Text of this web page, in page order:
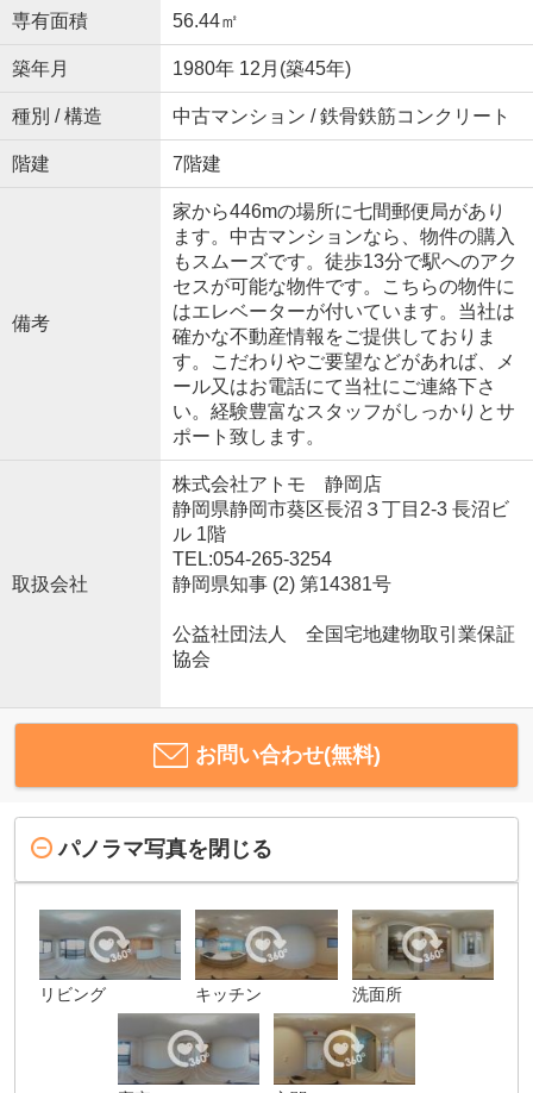
専有面積 56.44㎡
築年月 1980年 12月(築45年)
種別 / 構造 中古マンション / 鉄骨鉄筋コンクリート
階建 7階建
備考
家から446mの場所に七間郵便局があり
ます。中古マンションなら、物件の購入
もスムーズです。徒歩13分で駅へのアク
セスが可能な物件です。こちらの物件に
はエレベーターが付いています。当社は
確かな不動産情報をご提供しておりま
す。こだわりやご要望などがあれば、メ
ール又はお電話にて当社にご連絡下さ
い。経験豊富なスタッフがしっかりとサ
ポート致します。
取扱会社
株式会社アトモ 静岡店
静岡県静岡市葵区長沼３丁目2-3 長沼ビ
ル 1階
TEL:054-265-3254
静岡県知事 (2) 第14381号
公益社団法人 全国宅地建物取引業保証
協会
お問い合わせ(無料)
パノラマ写真を閉じる
リビング キッチン 洗面所